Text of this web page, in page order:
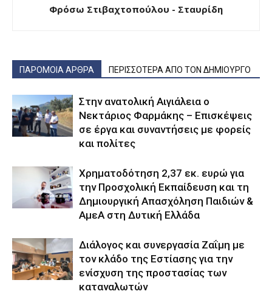
Φρόσω Στιβαχτοπούλου - Σταυρίδη
ΠΑΡΟΜΟΙΑ ΑΡΘΡΑ ΠΕΡΙΣΣΟΤΕΡΑ ΑΠΟ ΤΟΝ ΔΗΜΙΟΥΡΓΟ
Στην ανατολική Αιγιάλεια ο
Νεκτάριος Φαρμάκης – Επισκέψεις
σε έργα και συναντήσεις με φορείς
και πολίτες
Χρηματοδότηση 2,37 εκ. ευρώ για
την Προσχολική Εκπαίδευση και τη
Δημιουργική Απασχόληση Παιδιών &
ΑμεΑ στη Δυτική Ελλάδα
Διάλογος και συνεργασία Ζαΐμη με
τον κλάδο της Εστίασης για την
ενίσχυση της προστασίας των
καταναλωτών